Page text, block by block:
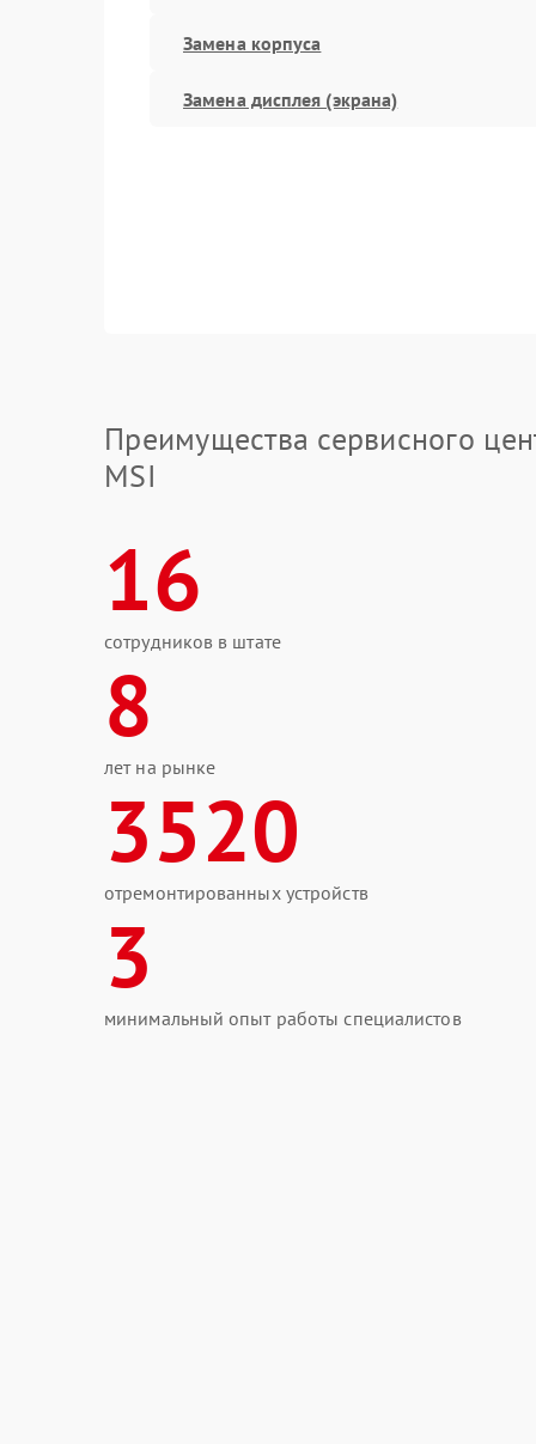
Замена корпуса
Замена дисплея (экрана)
Преимущества сервисного
MSI
16
сотрудников в штате
8
лет на рынке
3520
отремонтированных устройств
3
минимальный опыт работы специалистов